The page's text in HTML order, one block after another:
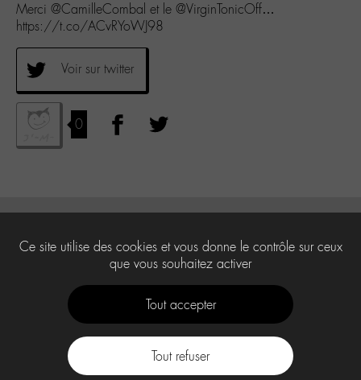
Merci @CamilleCombal et le @VirginTonicOff…
https://t.co/ACvRYoWJ98
Voir sur twitter
0
Ce site utilise des cookies et vous donne le contrôle sur ceux
que vous souhaitez activer
Tout accepter
Tout refuser